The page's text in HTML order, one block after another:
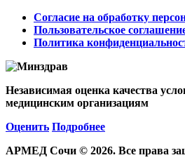
Согласие на обработку
Пользовательское
Политика
Независимая оценка качества
медицинским организациям
Оценить Подробнее
АРМЕД Сочи © 2026. Все права